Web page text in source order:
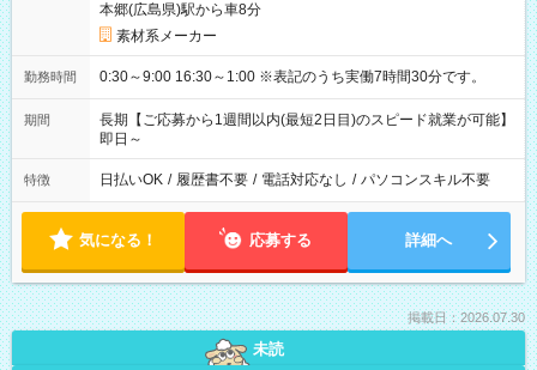
本郷(広島県)駅から車8分
素材系メーカー
勤務時間 0:30～9:00 16:30～1:00 ※表記のうち実働7時間30分です。
期間
長期【ご応募から1週間以内(最短2日目)のスピード就業が可能】
即日～
特徴 日払いOK / 履歴書不要 / 電話対応なし / パソコンスキル不要
気になる！ 応募する 詳細へ
掲載日：2026.07.30
未読